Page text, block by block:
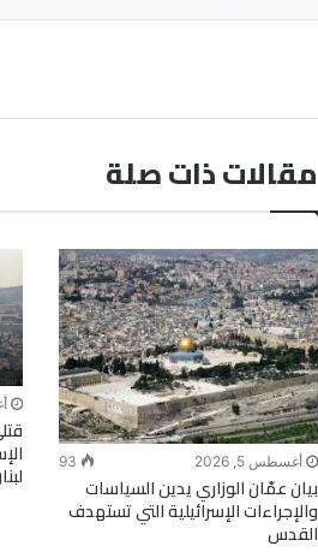
مقالات ذات صلة
أغسطس 5, 2026 93
بيان عمّان الوزاري يدين السياسات
والإجراءات الإسرائيلية التي تستهدف
القدس